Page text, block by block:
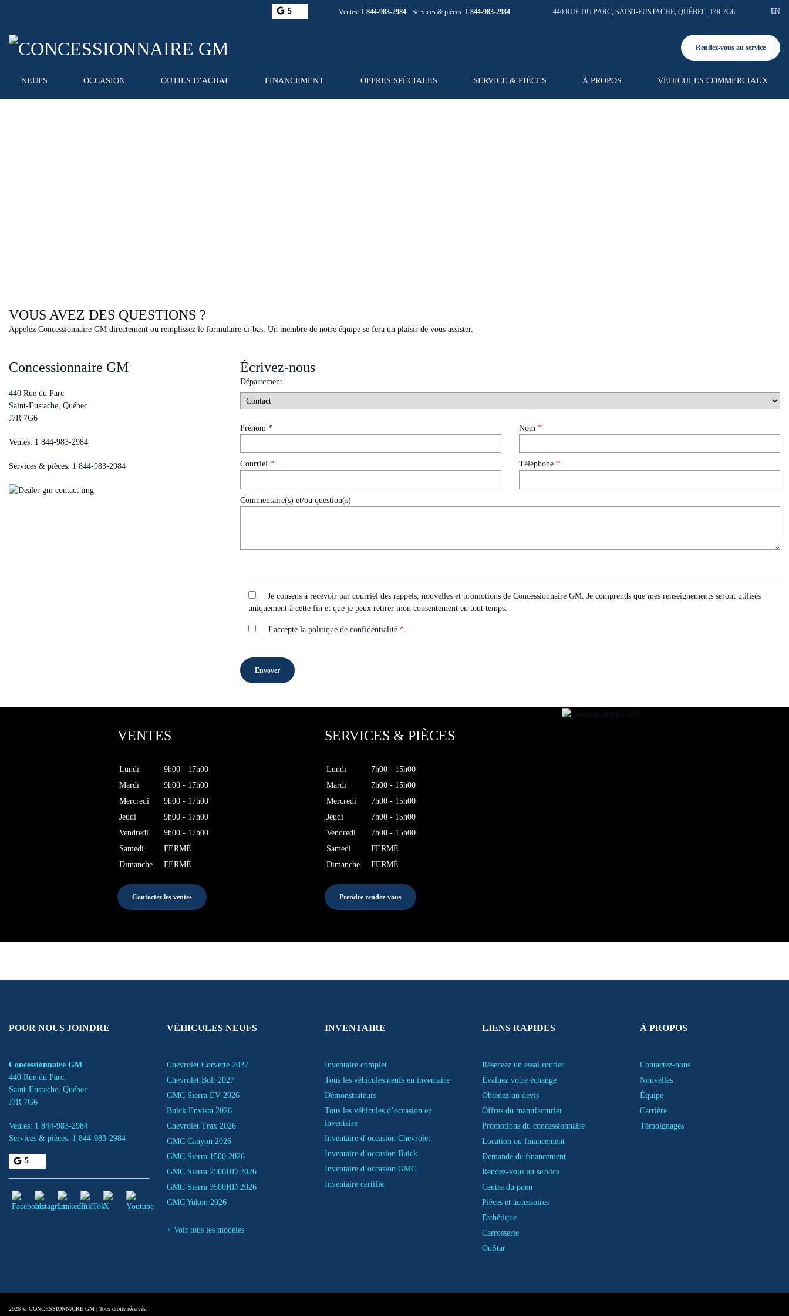
5 Ventes: 1 844-983-2984 Services & pièces: 1 844-983-2984 440 RUE DU PARC SAINT-EUSTACHE QUÉBEC J7R 7G6 EN
Rendez-vous au service
NEUFS OCCASION OUTILS D’ACHAT FINANCEMENT OFFRES SPÉCIALES SERVICE & PIÈCES À PROPOS VÉHICULES COMMERCIAUX
VOUS AVEZ DES QUESTIONS ?
Appelez Concessionnaire GM directement ou remplissez le formulaire ci-bas. Un membre de notre équipe se fera un plaisir de vous assister.
Concessionnaire GM
440 Rue du Parc
Saint-Eustache, Québec
J7R 7G6
Ventes: 1 844-983-2984
Services & pièces: 1 844-983-2984
Écrivez-nous
Département
Prénom* Nom*
Courriel* Téléphone*
Commentaire(s) et/ou question(s)
Je consens à recevoir par courriel des rappels, nouvelles et promotions de Concessionnaire GM. Je comprends que mes renseignements seront utilisés
uniquement à cette fin et que je peux retirer mon consentement en tout temps.
J’accepte lapolitique de confidentialité *.
VENTES
Lundi
9h00 - 17h00
Mardi
9h00 - 17h00
Mercredi
9h00 - 17h00
Jeudi
9h00 - 17h00
Vendredi
9h00 - 17h00
Samedi
FERMÉ
Dimanche
FERMÉ
Contactez les ventes
SERVICES & PIÈCES
Lundi
7h00 - 15h00
Mardi
7h00 - 15h00
Mercredi
7h00 - 15h00
Jeudi
7h00 - 15h00
Vendredi
7h00 - 15h00
Samedi
FERMÉ
Dimanche
FERMÉ
Prendre rendez-vous
POUR NOUS JOINDRE
Concessionnaire GM
440 Rue du Parc
Saint-Eustache, Québec
J7R 7G6
Ventes: 1 844-983-2984
Services & pièces: 1 844-983-2984
5
VÉHICULES NEUFS
Chevrolet Corvette 2027
Chevrolet Bolt 2027
GMC Sierra EV 2026
Buick Envista 2026
Chevrolet Trax 2026
GMC Canyon 2026
GMC Sierra 1500 2026
GMC Sierra 2500HD 2026
GMC Sierra 3500HD 2026
GMC Yukon 2026
+ Voir tous les modèles
INVENTAIRE
Inventaire complet
Tous les véhicules neufs en inventaire
Démonstrateurs
Tous les véhicules d’occasion en
inventaire
Inventaire d’occasion Chevrolet
Inventaire d’occasion Buick
Inventaire d’occasion GMC
Inventaire certifié
LIENS RAPIDES
Réservez un essai routier
Évaluez votre échange
Obtenez un devis
Offres du manufacturier
Promotions du concessionnaire
Location ou financement
Demande de financement
Rendez-vous au service
Centre du pneu
Pièces et accessoires
Esthétique
Carrosserie
OnStar
À PROPOS
Contactez-nous
Nouvelles
Équipe
Carrière
Témoignages
2026 © CONCESSIONNAIRE GM | Tous droits réservés.